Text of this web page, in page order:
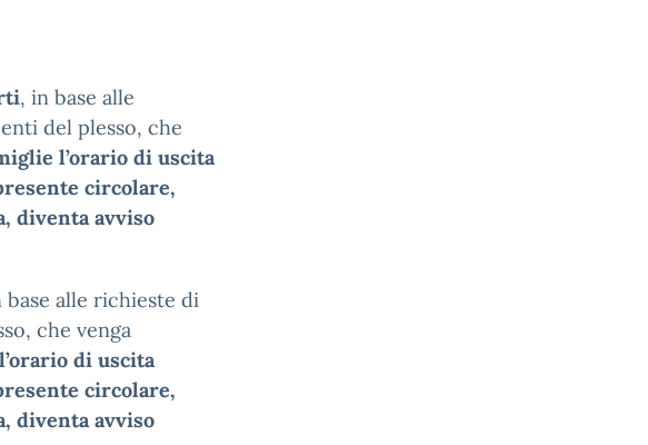
, in base alle
del plesso, che
l’orario di uscita
circolare,
diventa avviso
base alle richieste di
che venga
di uscita
circolare,
diventa avviso